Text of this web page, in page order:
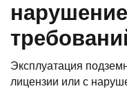
Эксплуатация
лицензии или с